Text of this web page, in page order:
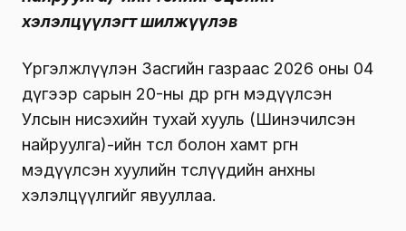
хэлэлцүүлэгт шилжүүлэв
Үргэлжлүүлэн Засгийн газраас 2026 оны 04
дүгээр сарын 20-ны өдөр өргөн мэдүүлсэн
Улсын нисэхийн тухай хууль (Шинэчилсэн
найруулга)-ийн төсөл болон хамт өргөн
мэдүүлсэн хуулийн төслүүдийн анхны
хэлэлцүүлгийг явууллаа.